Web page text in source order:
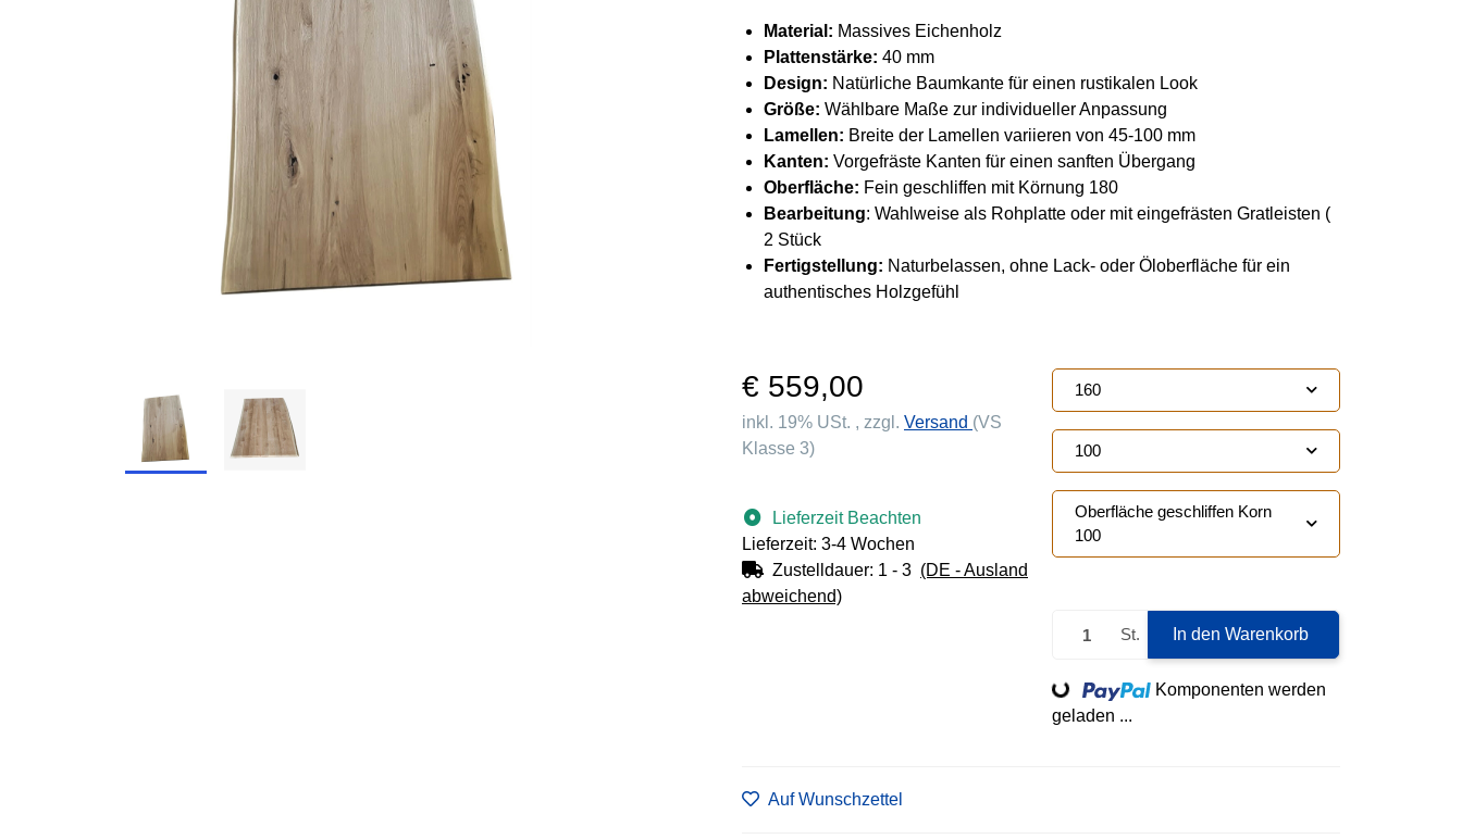
Material: Massives Eichenholz
Plattenstärke: 40 mm
Design: Natürliche Baumkante für einen rustikalen Look
Größe: Wählbare Maße zur individueller Anpassung
Lamellen: Breite der Lamellen variieren von 45-100 mm
Kanten: Vorgefräste Kanten für einen sanften Übergang
Oberfläche: Fein geschliffen mit Körnung 180
Bearbeitung: Wahlweise als Rohplatte oder mit eingefrästen Gratleisten (
2 Stück
Fertigstellung: Naturbelassen, ohne Lack- oder Öloberfläche für ein
authentisches Holzgefühl
€ 559,00
inkl. 19% USt. , zzgl. Versand (VS
Klasse 3)
Lieferzeit Beachten
Lieferzeit: 3-4 Wochen
Zustelldauer: 1 - 3 (DE - Ausland
abweichend)
160
100
Oberfläche geschliffen Korn
100
St. In den Warenkorb
Loading...
Komponenten werden
geladen ...
Auf Wunschzettel